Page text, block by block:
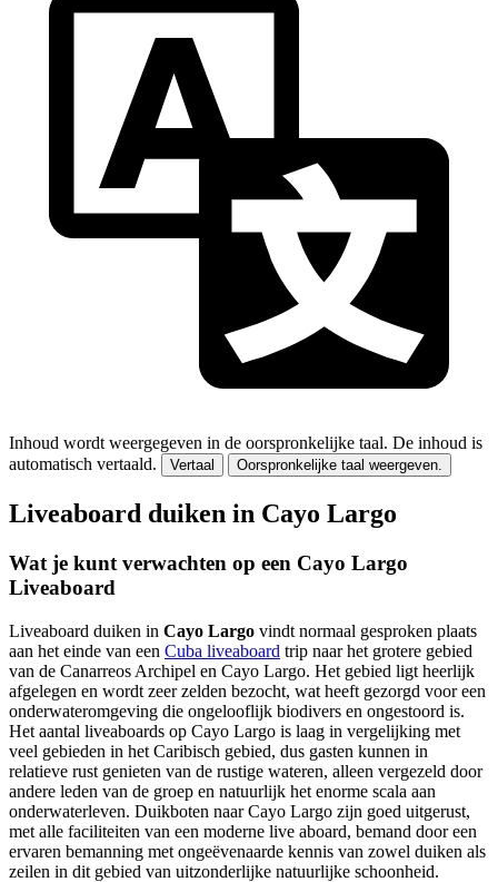
Inhoud wordt weergegeven in de oorspronkelijke taal. De inhoud is
automatisch vertaald.
Vertaal Oorspronkelijke taal weergeven.
Liveaboard duiken in Cayo Largo
Wat je kunt verwachten op een Cayo Largo
Liveaboard
Liveaboard duiken in Cayo Largo vindt normaal gesproken plaats
aan het einde van een Cuba liveaboard trip naar het grotere gebied
van de Canarreos Archipel en Cayo Largo. Het gebied ligt heerlijk
afgelegen en wordt zeer zelden bezocht, wat heeft gezorgd voor een
onderwateromgeving die ongelooflijk biodivers en ongestoord is.
Het aantal liveaboards op Cayo Largo is laag in vergelijking met
veel gebieden in het Caribisch gebied, dus gasten kunnen in
relatieve rust genieten van de rustige wateren, alleen vergezeld door
andere leden van de groep en natuurlijk het enorme scala aan
onderwaterleven. Duikboten naar Cayo Largo zijn goed uitgerust,
met alle faciliteiten van een moderne live aboard, bemand door een
ervaren bemanning met ongeëvenaarde kennis van zowel duiken als
zeilen in dit gebied van uitzonderlijke natuurlijke schoonheid.